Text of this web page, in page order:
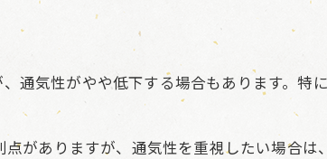
通気性がやや低下する場合もあります。特
がありますが、通気性を重視したい場合は